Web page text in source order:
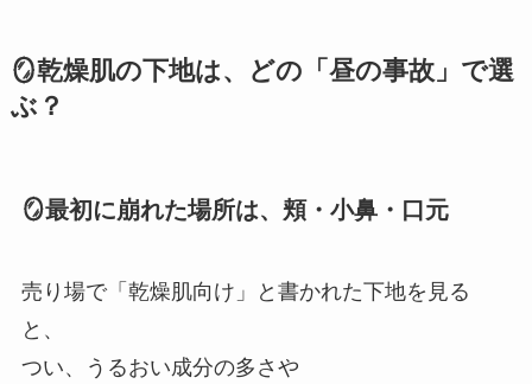
🪞乾燥肌の下地は、どの「昼の事故」で選
ぶ？
🪞最初に崩れた場所は、頬・小鼻・口元
売り場で「乾燥肌向け」と書かれた下地を見る
と、
つい、うるおい成分の多さや